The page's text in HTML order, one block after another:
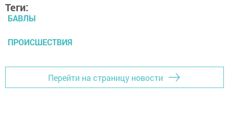
Теги:
БАВЛЫ
ПРОИСШЕСТВИЯ
Перейти на страницу новости